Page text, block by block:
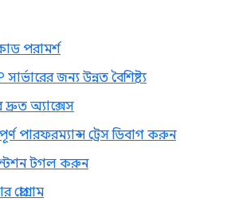
পরামর্শ
জন্য উন্নত বৈশিষ্ট্য
অ্যাক্সেস
পারফরম্যান্স ট্রেস ডিবাগ করুন
টগল করুন